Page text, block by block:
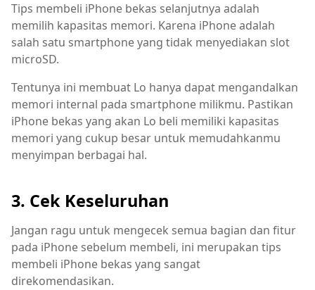
Tips membeli iPhone bekas selanjutnya adalah
memilih kapasitas memori. Karena iPhone adalah
salah satu smartphone yang tidak menyediakan slot
microSD.
Tentunya ini membuat Lo hanya dapat mengandalkan
memori internal pada smartphone milikmu. Pastikan
iPhone bekas yang akan Lo beli memiliki kapasitas
memori yang cukup besar untuk memudahkanmu
menyimpan berbagai hal.
3. Cek Keseluruhan
Jangan ragu untuk mengecek semua bagian dan fitur
pada iPhone sebelum membeli, ini merupakan tips
membeli iPhone bekas yang sangat
direkomendasikan.